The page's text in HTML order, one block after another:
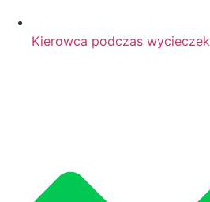
Kierowca podczas wycieczek